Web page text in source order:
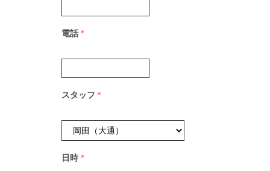
電話 *
スタッフ *
日時 *